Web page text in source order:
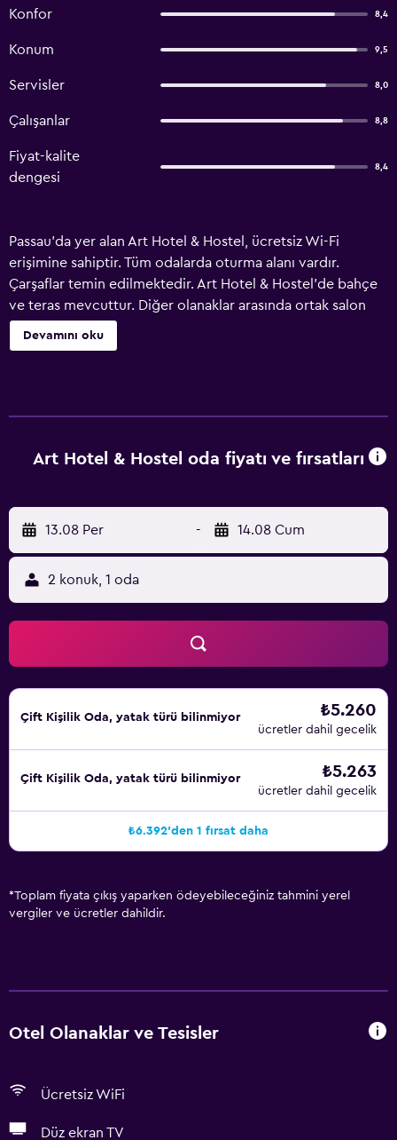
Konfor 8,4
Konum 9,5
Servisler 8,0
Çalışanlar 8,8
Fiyat-kalite
dengesi
8,4
Passau'da yer alan Art Hotel & Hostel, ücretsiz Wi-Fi
erişimine sahiptir. Tüm odalarda oturma alanı vardır.
Çarşaflar temin edilmektedir. Art Hotel & Hostel'de bahçe
ve teras mevcuttur. Diğer olanaklar arasında ortak salon
sayılabilir. Otel/hostel, Passau Katedrali'ne 300 metre,
Passau Tren İstasyonu'na 700 metre, Passau Üniversitesi'ne
Devamını oku
Art Hotel & Hostel oda fiyatı ve fırsatları
13.08 Per - 14.08 Cum
2 konuk, 1 oda
Çift ​Kişilik Oda, yatak türü bilinmiyor ₺5.260
ücretler dahil gecelik
Çift ​Kişilik Oda, yatak türü bilinmiyor ₺5.263
ücretler dahil gecelik
₺6.392'den 1 fırsat daha
*Toplam fiyata çıkış yaparken ödeyebileceğiniz tahmini yerel
vergiler ve ücretler dahildir.
Otel Olanaklar ve Tesisler
Ücretsiz WiFi
Düz ekran TV